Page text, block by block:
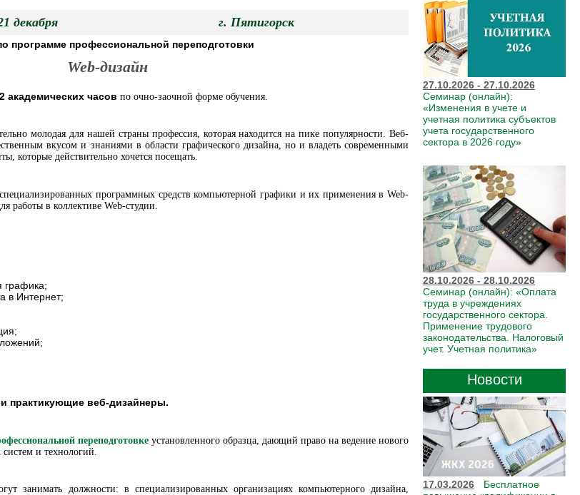
27.10.2026 - 27.10.2026
Семинар (онлайн):
«Изменения в учете и
учетная политика субъектов
учета государственного
сектора в 2026 году»
28.10.2026 - 28.10.2026
Семинар (онлайн): «Оплата
труда в учреждениях
государственного сектора.
Применение трудового
законодательства. Налоговый
учет. Учетная политика»
Новости
17.03.2026
Бесплатное
- 21 декабря г. Пятигорск
программепрофессиональной переподготовки
Web-дизайн
академических часов по очно-заочной форме обучения.
молодая для нашей страны профессия, которая находится на пике популярности. Веб-
вкусом и знаниями в области графического дизайна, но и владеть современными
которые действительно хочется посещать.
программных средств компьютерной графики и их применения в Web-
работы в коллективе Web-студии.
графика;
в Интернет;
практикующие веб-дизайнеры.
переподготовке установленного образца, дающий право на ведение нового
и технологий.
занимать должности: в специализированных организациях компьютерного дизайна,